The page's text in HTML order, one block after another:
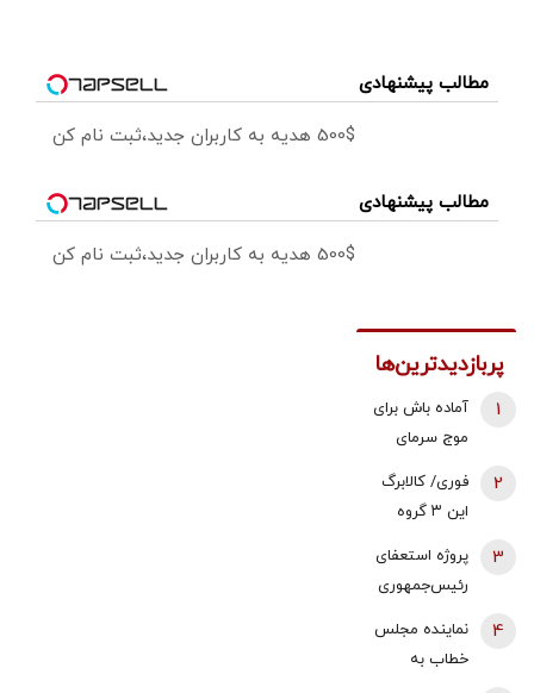
مطالب پیشنهادی
500$ هدیه به کاربران جدید،ثبت نام کن
مطالب پیشنهادی
500$ هدیه به کاربران جدید،ثبت نام کن
پربازدیدترین‌ها
آماده باش برای
موج سرمای
شدید/ مردم
دنبال سوخت
1
فوری/ کالابرگ
این ۳ گروه
2
پروژه استعفای
رئیس‌جمهوری
3
نماینده مجلس
خطاب به
4